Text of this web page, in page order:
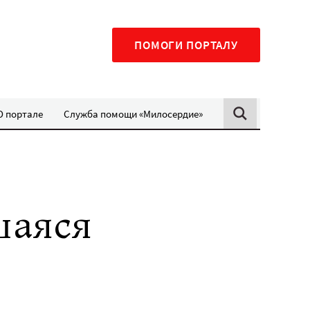
ПОМОГИ ПОРТАЛУ
портале Служба помощи «Милосердие»